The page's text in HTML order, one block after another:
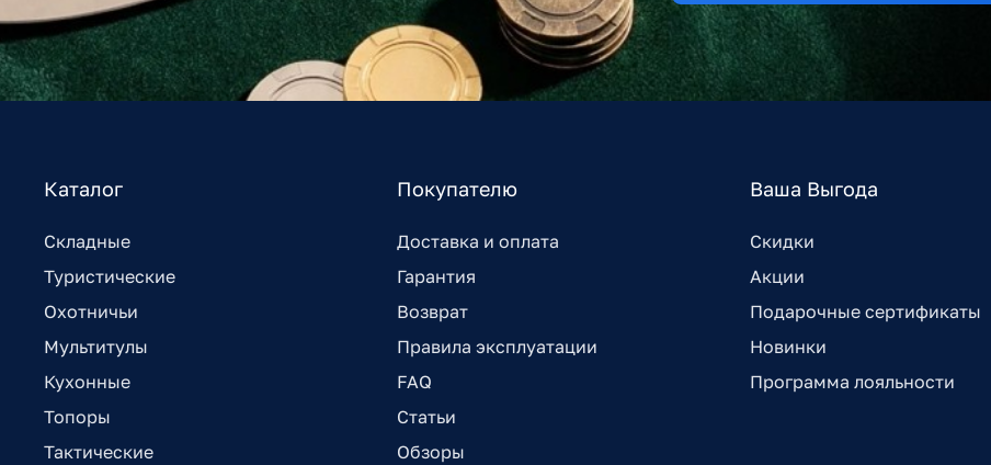
Каталог
Складные
Туристические
Охотничьи
Мультитулы
Кухонные
Топоры
Тактические
Покупателю
Доставка и оплата
Гарантия
Возврат
Правила эксплуатации
FAQ
Статьи
Обзоры
Ваша Выгода
Скидки
Акции
Подарочные сертификаты
Новинки
Программа лояльности